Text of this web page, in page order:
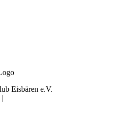
Eisbären e.V.